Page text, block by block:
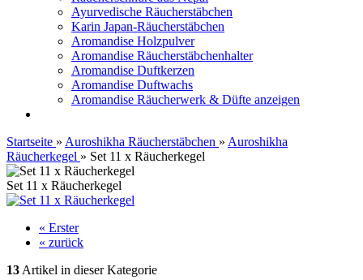
Ayurvedische Räucherstäbchen
Karin Japan-Räucherstäbchen
Aromandise Holzpulver
Aromandise Räucherstäbchenhalter
Aromandise Duftkerzen
Aromandise Duftwachs
Aromandise Räucherwerk & Düfte anzeigen
Startseite » Auroshikha Räucherstäbchen » Auroshikha
Räucherkegel » Set 11 x Räucherkegel
Set 11 x Räucherkegel
« Erster
« zurück
13 Artikel in dieser Kategorie